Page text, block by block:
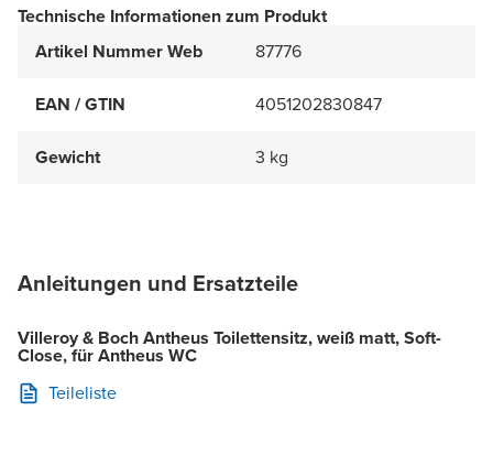
Technische Informationen zum Produkt
Artikel Nummer Web
87776
EAN / GTIN 4051202830847
Gewicht 3 kg
Anleitungen und Ersatzteile
Villeroy & Boch Antheus Toilettensitz, weiß matt, Soft-
Close, für Antheus WC
Teileliste